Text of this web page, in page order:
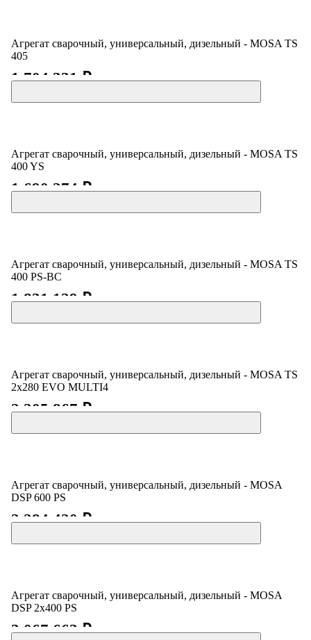
Агрегат сварочный, универсальный, дизельный - MOSA TS
405
1 704 331 ₽
Агрегат сварочный, универсальный, дизельный - MOSA TS
400 YS
1 690 274 ₽
Агрегат сварочный, универсальный, дизельный - MOSA TS
400 PS-BC
1 831 129 ₽
Агрегат сварочный, универсальный, дизельный - MOSA TS
2x280 EVO MULTI4
2 205 867 ₽
Агрегат сварочный, универсальный, дизельный - MOSA
DSP 600 PS
2 284 420 ₽
Агрегат сварочный, универсальный, дизельный - MOSA
DSP 2x400 PS
3 067 663 ₽